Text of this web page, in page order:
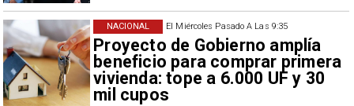
El Miércoles Pasado A Las 9:35
Proyecto de Gobierno amplía
beneficio para comprar primera
vivienda: tope a 6.000 UF y 30
mil cupos
NACIONAL